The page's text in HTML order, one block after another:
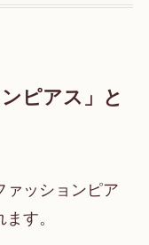
ピアス」と
ァッションピア
す。